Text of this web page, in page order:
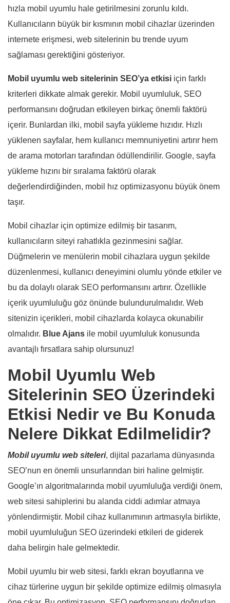
hızla mobil uyumlu hale getirilmesini zorunlu kıldı.
Kullanıcıların büyük bir kısmının mobil cihazlar üzerinden
internete erişmesi, web sitelerinin bu trende uyum
sağlaması gerektiğini gösteriyor.
Mobil uyumlu web sitelerinin SEO’ya etkisi için farklı
kriterleri dikkate almak gerekir. Mobil uyumluluk, SEO
performansını doğrudan etkileyen birkaç önemli faktörü
içerir. Bunlardan ilki, mobil sayfa yükleme hızıdır. Hızlı
yüklenen sayfalar, hem kullanıcı memnuniyetini artırır hem
de arama motorları tarafından ödüllendirilir. Google, sayfa
yükleme hızını bir sıralama faktörü olarak
değerlendirdiğinden, mobil hız optimizasyonu büyük önem
taşır.
Mobil cihazlar için optimize edilmiş bir tasarım,
kullanıcıların siteyi rahatlıkla gezinmesini sağlar.
Düğmelerin ve menülerin mobil cihazlara uygun şekilde
düzenlenmesi, kullanıcı deneyimini olumlu yönde etkiler ve
bu da dolaylı olarak SEO performansını artırır. Özellikle
içerik uyumluluğu göz önünde bulundurulmalıdır. Web
sitenizin içerikleri, mobil cihazlarda kolayca okunabilir
olmalıdır. Blue Ajans ile mobil uyumluluk konusunda
avantajlı fırsatlara sahip olursunuz!
Mobil Uyumlu Web
Sitelerinin SEO Üzerindeki
Etkisi Nedir ve Bu Konuda
Nelere Dikkat Edilmelidir?
Mobil uyumlu web siteleri, dijital pazarlama dünyasında
SEO’nun en önemli unsurlarından biri haline gelmiştir.
Google’ın algoritmalarında mobil uyumluluğa verdiği önem,
web sitesi sahiplerini bu alanda ciddi adımlar atmaya
yönlendirmiştir. Mobil cihaz kullanımının artmasıyla birlikte,
mobil uyumluluğun SEO üzerindeki etkileri de giderek
daha belirgin hale gelmektedir.
Mobil uyumlu bir web sitesi, farklı ekran boyutlarına ve
cihaz türlerine uygun bir şekilde optimize edilmiş olmasıyla